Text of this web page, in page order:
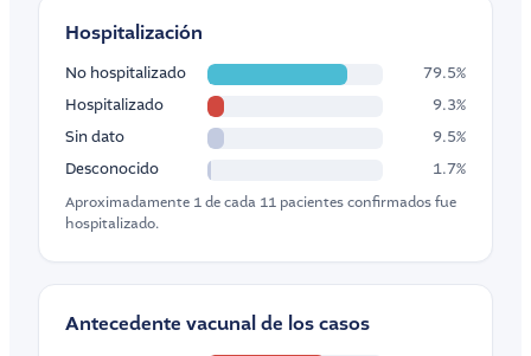
Hospitalización
No hospitalizado 79.5%
Hospitalizado 9.3%
Sin dato 9.5%
Desconocido 1.7%
Aproximadamente 1 de cada 11 pacientes confirmados fue
hospitalizado.
Antecedente vacunal de los casos